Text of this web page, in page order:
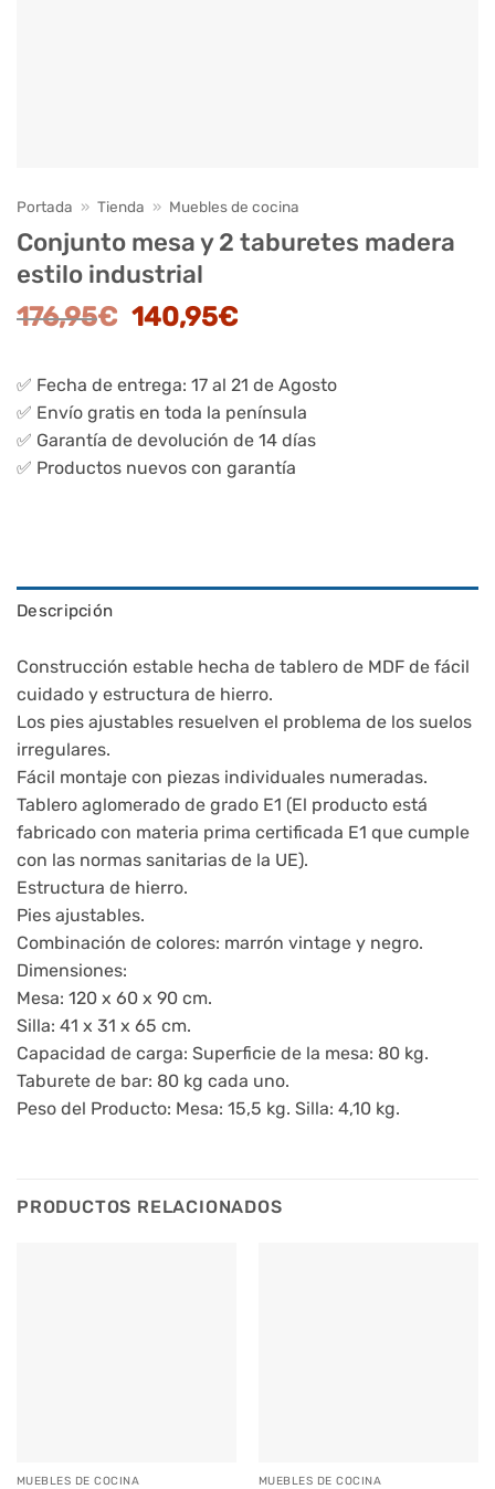
Portada » Tienda » Muebles de cocina
Conjunto mesa y 2 taburetes madera
estilo industrial
176,95€ El
era:
176,95€.
140,95€El
es:
140,95€.
✅ Fecha de entrega: 17 al 21 de Agosto
✅ Envío gratis en toda la península
✅ Garantía de devolución de 14 días
✅ Productos nuevos con garantía
Descripción
Construcción estable hecha de tablero de MDF de fácil
cuidado y estructura de hierro.
Los pies ajustables resuelven el problema de los suelos
irregulares.
Fácil montaje con piezas individuales numeradas.
Tablero aglomerado de grado E1 (El producto está
fabricado con materia prima certificada E1 que cumple
con las normas sanitarias de la UE).
Estructura de hierro.
Pies ajustables.
Combinación de colores: marrón vintage y negro.
Dimensiones:
Mesa: 120 x 60 x 90 cm.
Silla: 41 x 31 x 65 cm.
Capacidad de carga: Superficie de la mesa: 80 kg.
Taburete de bar: 80 kg cada uno.
Peso del Producto: Mesa: 15,5 kg. Silla: 4,10 kg.
PRODUCTOS RELACIONADOS
MUEBLES DE COCINA MUEBLES DE COCINA